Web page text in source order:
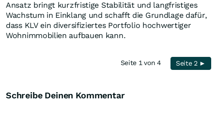
Ansatz bringt kurzfristige Stabilität und langfristiges
Wachstum in Einklang und schafft die Grundlage dafür,
dass KLV ein diversifiziertes Portfolio hochwertiger
Wohnimmobilien aufbauen kann.
Seite 1 von 4 Seite 2 ►
Schreibe Deinen Kommentar